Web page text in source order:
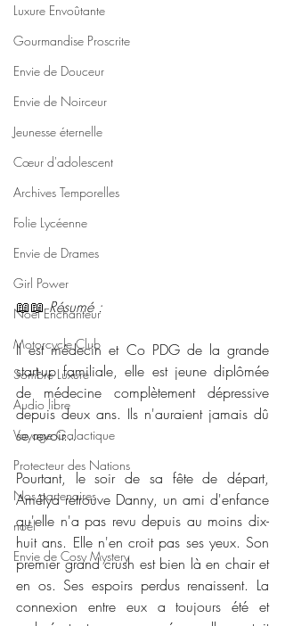
Luxure Envoûtante
Gourmandise Proscrite
Envie de Douceur
Envie de Noirceur
Jeunesse éternelle
Cœur d'adolescent
Archives Temporelles
Folie Lycéenne
Envie de Drames
Girl Power
Noël Enchanteur
Motorcycle Club
Sombre Luxure
Audio libre
Voyage Galactique
Protecteur des Nations
Nos partenaires
noêl
Envie de Cosy Mystery
📖📖 Résumé :
Il est médecin et Co PDG de la grande
start-up familiale, elle est jeune diplômée
de médecine complètement dépressive
depuis deux ans. Ils n'auraient jamais dû
se revoir...
Pourtant, le soir de sa fête de départ,
Amélya retrouve Danny, un ami d'enfance
qu'elle n'a pas revu depuis au moins dix-
huit ans. Elle n'en croit pas ses yeux. Son
premier grand crush est bien là en chair et
en os. Ses espoirs perdus renaissent. La
connexion entre eux a toujours été et